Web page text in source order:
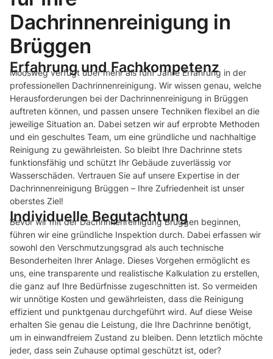
Dachrinnenreinigung in
Brüggen
Erfahrung und Fachkompetenz
Moosweg verfügt über mehr als fünf Jahre Erfahrung in der
professionellen Dachrinnenreinigung. Wir wissen genau, welche
Herausforderungen bei der Dachrinnenreinigung in Brüggen
auftreten können, und passen unsere Techniken flexibel an die
jeweilige Situation an. Dabei setzen wir auf erprobte Methoden
und ein geschultes Team, um eine gründliche und nachhaltige
Reinigung zu gewährleisten. So bleibt Ihre Dachrinne stets
funktionsfähig und schützt Ihr Gebäude zuverlässig vor
Wasserschäden. Vertrauen Sie auf unsere Expertise in der
Dachrinnenreinigung Brüggen – Ihre Zufriedenheit ist unser
oberstes Ziel!
Individuelle Begutachtung
Bevor wir mit der Dachrinnenreinigung Brüggen beginnen,
führen wir eine gründliche Inspektion durch. Dabei erfassen wir
sowohl den Verschmutzungsgrad als auch technische
Besonderheiten Ihrer Anlage. Dieses Vorgehen ermöglicht es
uns, eine transparente und realistische Kalkulation zu erstellen,
die ganz auf Ihre Bedürfnisse zugeschnitten ist. So vermeiden
wir unnötige Kosten und gewährleisten, dass die Reinigung
effizient und punktgenau durchgeführt wird. Auf diese Weise
erhalten Sie genau die Leistung, die Ihre Dachrinne benötigt,
um in einwandfreiem Zustand zu bleiben. Denn letztlich möchte
jeder, dass sein Zuhause optimal geschützt ist, oder?